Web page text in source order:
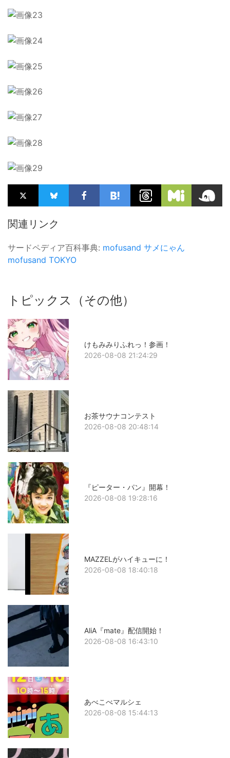
関連リンク
サードペディア百科事典: mofusand サメにゃん
mofusand TOKYO
トピックス（その他）
けもみみりふれっ！参画！
2026-08-08 21:24:29
お茶サウナコンテスト
2026-08-08 20:48:14
『ピーター・パン』開幕！
2026-08-08 19:28:16
MAZZELがハイキューに！
2026-08-08 18:40:18
AliA『mate』配信開始！
2026-08-08 16:43:10
あべこべマルシェ
2026-08-08 15:44:13